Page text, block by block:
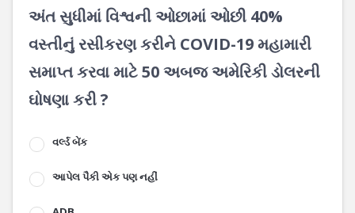
અંત સુધીમાં વિશ્વની ઓછામાં ઓછી 40%
વસ્તીનું રસીકરણ કરીને COVID-19 મહામારી
સમાપ્ત કરવા માટે 50 અબજ અમેરિકી ડોલરની
ઘોષણા કરી ?
વર્લ્ડ બેંક
આપેલ પૈકી એક પણ નહીં